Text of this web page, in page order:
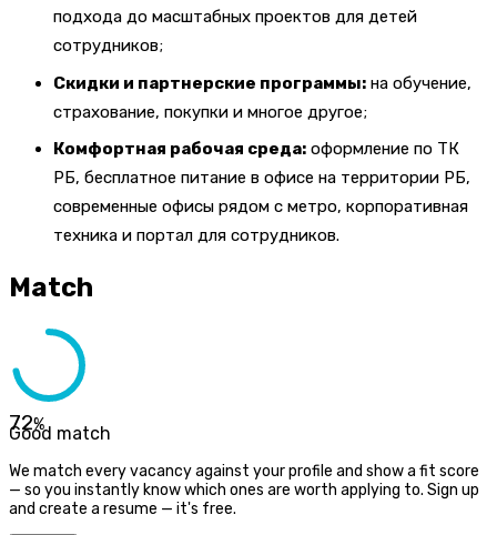
подхода до масштабных проектов для детей
сотрудников;
Скидки и партнерские программы: на обучение,
страхование, покупки и многое другое;
Комфортная рабочая среда: оформление по ТК
РБ, бесплатное питание в офисе на территории РБ,
современные офисы рядом с метро, корпоративная
техника и портал для сотрудников.
Match
72%
Good match
We match every vacancy against your profile and show a fit score
— so you instantly know which ones are worth applying to. Sign up
and create a resume — it's free.